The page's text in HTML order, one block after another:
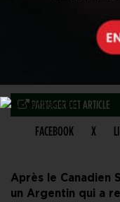
PARTAGER CET ARTICLE
FACEBOOK X
Après le Canadien
un Argentin qui a